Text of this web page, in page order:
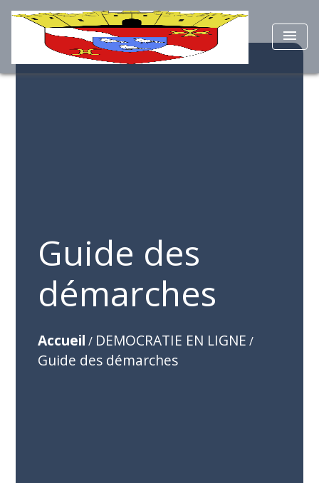
menu
Guide des
démarches
Accueil / DEMOCRATIE EN LIGNE /
Guide des démarches